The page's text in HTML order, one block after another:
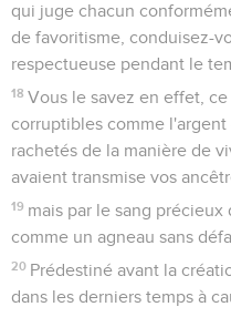
qui juge chacun
de favoritisme, conduisez-
respectueuse pendant le
18 Vous le savez en effet,
corruptibles comme
rachetés de la manière de
avaient transmise vos
19 mais par le sang précieux
comme un agneau sans
20 Prédestiné avant la
dans les derniers temps à